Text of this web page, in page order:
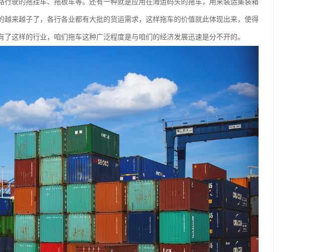
驶的拖挂车、拖板车等。还有一种就是应用在海运码头的拖车，用来装运集装箱
来越子了，各行各业都有大批的货运需求，这样拖车的价值就此体现出来，使得
这样的行业，咱们拖车这种广泛程度是与咱们的经济发展迅速是分不开的。